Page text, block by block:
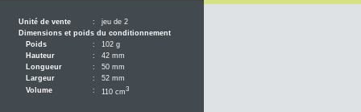
Unité de vente :
jeu de 2
Dimensions et poids du conditionnement
Poids
:
102 g
Hauteur
:
42 mm
Longueur
:
50 mm
Largeur
:
52 mm
Volume
: 110 cm3